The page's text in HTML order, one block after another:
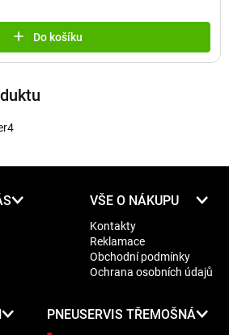
Do košíku
VŠE O NÁKUPU
Kontakty
Reklamace
Obchodní podmínky
Ochrana osobních údajů
PNEUSERVIS TŘEMOŠNÁ